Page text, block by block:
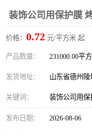
装饰公司用保护膜
价格： 0.72 元/平方米 起
产品数量： 231000.00平
发货地址： 山东省德州陵
关键词： 装饰公司用保
发布日期： 2026-08-06